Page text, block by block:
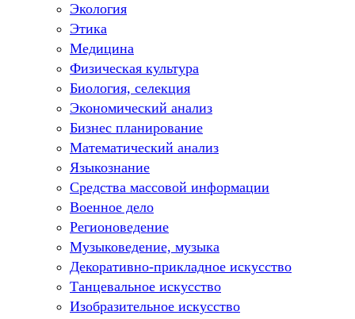
Экология
Этика
Медицина
Физическая культура
Биология, селекция
Экономический анализ
Бизнес планирование
Математический анализ
Языкознание
Средства массовой информации
Военное дело
Регионоведение
Музыковедение, музыка
Декоративно-прикладное искусство
Танцевальное искусство
Изобразительное искусство